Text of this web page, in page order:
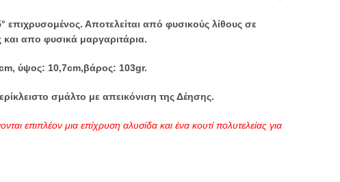
επιχρυσομένος. Αποτελείται από φυσικούς λίθους σε
απο φυσικά μαργαριτάρια.
ύψος: 10,7cm,βάρος: 103gr.
σμάλτο με απεικόνιση της Δέησης.
επιπλέον μια επίχρυση αλυσίδα και ένα κουτί πολυτελείας για